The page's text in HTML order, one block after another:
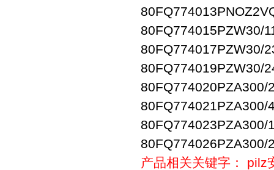
80FQ774015PZW30/
80FQ774017PZW30/
80FQ774019PZW30/
80FQ774020PZA300/
80FQ774021PZA300/
80FQ774023PZA300/
80FQ774026PZA300/
产品相关关键字： pilz